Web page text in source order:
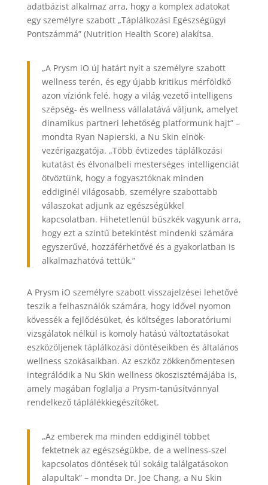
adatbázist alkalmaz arra, hogy a komplex adatokat
egy személyre szabott „Táplálkozási Egészségügyi
Pontszámmá” (Nutrition Health Score) alakítsa.
„A Prysm iO új határt nyit a személyre szabott
wellness terén, és egy újabb kritikus mérföldkő
azon víziónk felé, hogy a világ vezető intelligens
szépség- és wellness vállalatává váljunk, amelyet
dinamikus partneri lehetőség platformunk hajt” –
mondta Ryan Napierski, a Nu Skin elnök-
vezérigazgatója. „Több évtizedes táplálkozási
kutatást és élvonalbeli mesterséges intelligenciát
ötvöztünk, hogy a fogyasztóknak minden
eddiginél világosabb, személyre szabottabb
válaszokat adjunk az egészségükkel
kapcsolatban. Hihetetlenül büszkék vagyunk arra,
hogy ezt a szintű betekintést mindenki számára
egyszerűvé, hozzáférhetővé és a gyakorlatban is
alkalmazhatóvá tettük.”
A Prysm iO személyre szabott visszajelzései lehetővé
teszik a felhasználók számára, hogy idővel nyomon
kövessék a fejlődésüket, és költséges laboratóriumi
vizsgálatok nélkül is komoly hatású változtatásokat
eszközöljenek táplálkozási döntéseikben és általános
wellness szokásaikban. Az eszköz zökkenőmentesen
integrálódik a Nu Skin wellness ökoszisztémájába is,
amely magában foglalja a Prysm-tanúsítvánnyal
rendelkező táplálékkiegészítőket.
„Az emberek ma minden eddiginél többet
fektetnek az egészségükbe, de a wellness-szel
kapcsolatos döntések túl sokáig találgatásokon
alapultak” – mondta Dr. Joe Chang, a Nu Skin